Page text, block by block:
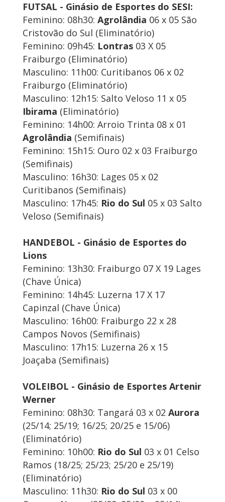
FUTSAL - Ginásio de Esportes do SESI:
Feminino: 08h30: Agrolândia 06 x 05 São
Cristovão do Sul (Eliminatório)
Feminino: 09h45: Lontras 03 X 05
Fraiburgo (Eliminatório)
Masculino: 11h00: Curitibanos 06 x 02
Fraiburgo (Eliminatório)
Masculino: 12h15: Salto Veloso 11 x 05
Ibirama (Eliminatório)
Feminino: 14h00: Arroio Trinta 08 x 01
Agrolândia (Semifinais)
Feminino: 15h15: Ouro 02 x 03 Fraiburgo
(Semifinais)
Masculino: 16h30: Lages 05 x 02
Curitibanos (Semifinais)
Masculino: 17h45: Rio do Sul 05 x 03 Salto
Veloso (Semifinais)
HANDEBOL - Ginásio de Esportes do
Lions
Feminino: 13h30: Fraiburgo 07 X 19 Lages
(Chave Única)
Feminino: 14h45: Luzerna 17 X 17
Capinzal (Chave Única)
Masculino: 16h00: Fraiburgo 22 x 28
Campos Novos (Semifinais)
Masculino: 17h15: Luzerna 26 x 15
Joaçaba (Semifinais)
VOLEIBOL - Ginásio de Esportes Artenir
Werner
Feminino: 08h30: Tangará 03 x 02 Aurora
(25/14; 25/19; 16/25; 20/25 e 15/06)
(Eliminatório)
Feminino: 10h00: Rio do Sul 03 x 01 Celso
Ramos (18/25; 25/23; 25/20 e 25/19)
(Eliminatório)
Masculino: 11h30: Rio do Sul 03 x 00